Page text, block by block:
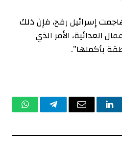
إسرائيل رفح، فإن ذلك
العدائية، الأمر الذي
بأكملها”.
لينكدإنالبريد تيلقرام